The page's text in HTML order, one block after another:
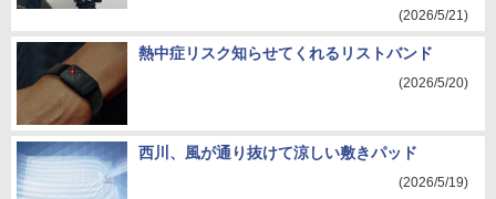
(2026/5/21)
熱中症リスク知らせてくれるリストバンド
(2026/5/20)
西川、風が通り抜けて涼しい敷きパッド
(2026/5/19)